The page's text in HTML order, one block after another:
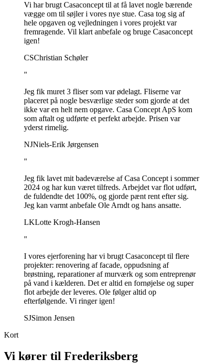
Vi har brugt Casaconcept til at få lavet nogle bærende
vægge om til søjler i vores nye stue. Casa tog sig af
hele opgaven og vejledningen i vores projekt var
fremragende. Vil klart anbefale og bruge Casaconcept
igen!
CSChristian Schøler
"
Jeg fik muret 3 fliser som var ødelagt. Fliserne var
placeret på nogle besværlige steder som gjorde at det
ikke var en helt nem opgave. Casa Concept ApS kom
som aftalt og udførte et perfekt arbejde. Prisen var
yderst rimelig.
NJNiels-Erik Jørgensen
"
Jeg fik lavet mit badeværelse af Casa Concept i sommer
2024 og har kun været tilfreds. Arbejdet var flot udført,
de fuldendte det 100%, og gjorde pænt rent efter sig.
Jeg kan varmt anbefale Ole Arndt og hans ansatte.
LKLotte Krogh-Hansen
"
I vores ejerforening har vi brugt Casaconcept til flere
projekter: renovering af facade, oppudsning af
brøstning, reparationer af murværk og som entreprenør
på vand i kælderen. Det er altid en fornøjelse og super
flot arbejde der leveres. Ole følger altid op
efterfølgende. Vi ringer igen!
SJSimon Jensen
Kort
Vi kører til Frederiksberg